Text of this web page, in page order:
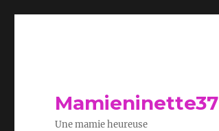
Mamieninette37
Une mamie heureuse